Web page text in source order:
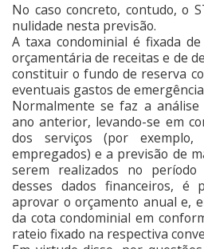
No caso concreto, contudo, o
nulidade nesta previsão.
A taxa condominial é fixada
orçamentária de receitas e de
constituir o fundo de reserva
eventuais gastos de
Normalmente se faz a
ano anterior, levando-se em
dos serviços (por exemplo,
empregados) e a previsão de
serem realizados no
desses dados financeiros, é
aprovar o orçamento anual e,
da cota condominial em
rateio fixado na respectiva